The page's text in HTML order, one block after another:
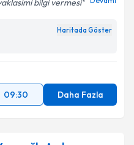
bilgi vermesi
Haritada Göster
09:30 Daha Fazla